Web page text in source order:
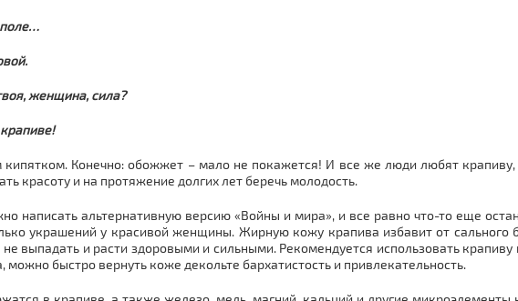
поле…
женщина, сила?
кипятком. Конечно: обожжет – мало не покажется! И все же люди любят
красоту и на протяжение долгих лет беречь молодость.
написать альтернативную версию «Войны и мира», и все равно что-то еще
украшений у красивой женщины. Жирную кожу крапива избавит от сального
выпадать и расти здоровыми и сильными. Рекомендуется использовать
быстро вернуть коже декольте бархатистость и привлекательность.